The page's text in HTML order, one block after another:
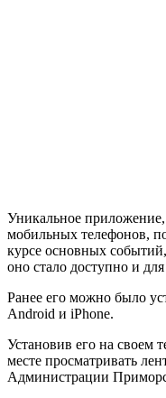
Уникальное
мобильных телефонов,
курсе основных
оно стало доступно и
Ранее его можно было
Android и iPhone.
Установив его на своем
месте просматривать
Администрации